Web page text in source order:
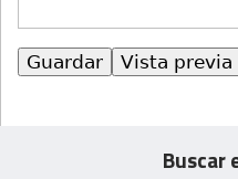
Buscar